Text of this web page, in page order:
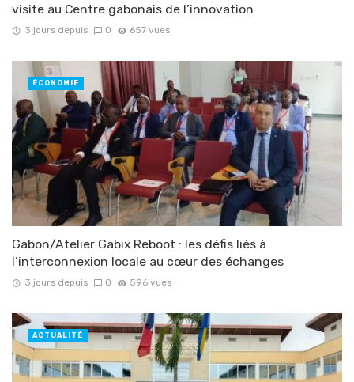
visite au Centre gabonais de l’innovation
3 jours depuis 0 657 vues
Gabon/Atelier Gabix Reboot : les défis liés à
l’interconnexion locale au cœur des échanges
3 jours depuis 0 596 vues
ÉCONOMIE
ACTUALITÉ